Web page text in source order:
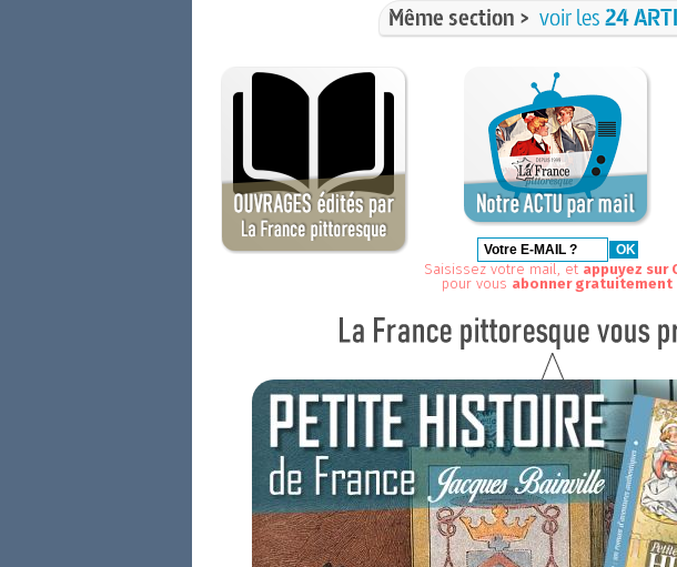
Même section > voir les24
Saisissez votre mail, et appuyez sur
pour vous abonner gratuitement